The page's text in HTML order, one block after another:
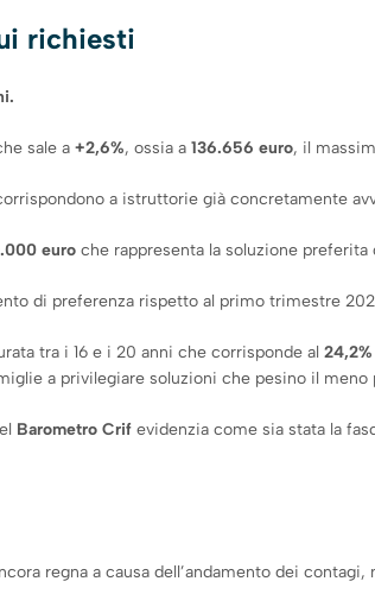
richiesti
sale a +2,6%, ossia a 136.656 euro, il
a istruttorie già concretamente
euro che rappresenta la soluzione preferita
di preferenza rispetto al primo trimestre
tra i 16 e i 20 anni che corrisponde al
a privilegiare soluzioni che pesino il
Barometro Crif evidenzia come sia stata la
regna a causa dell’andamento dei